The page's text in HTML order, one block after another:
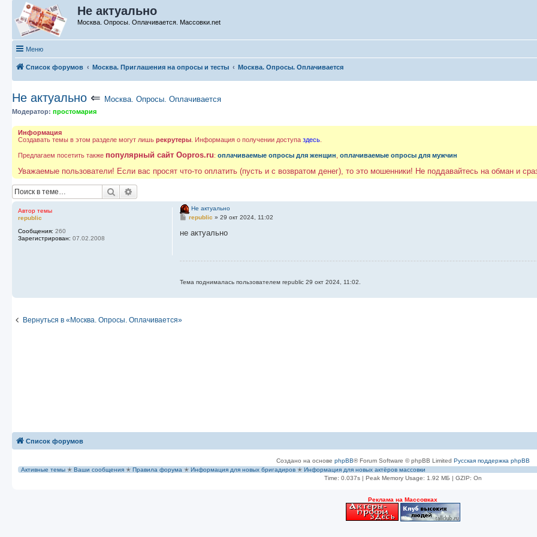
Не актуально
Москва. Опросы. Оплачивается. Массовки.net
Меню
Список форумов Москва. Приглашения на опросы и тесты Москва. Опросы. Оплачивается
Не актуально ⇐ Москва. Опросы. Оплачивается
Модератор: простомария
Информация
Создавать темы в этом разделе могут лишь рекрутеры . Информация о получении доступа здесь
Предлагаем посетить также популярный сайт Oopros.ru: оплачиваемые опросы для женщин оплачиваемые опросы для мужчин
Уважаемые пользователи! Если вас просят что-то оплатить (пусть и с возвратом денег), то это мошенники! Не поддавайтесь на обман и
Поиск
Автор темы
republic
Сообщения: 260
Зарегистрирован: 07.02.2008
Не актуально
С
о
н
republic »29 окт 2024, 11:02
не актуально
Тема поднималась пользователем republic 29 окт 2024, 11:02.
Вернуться в «Москва. Опросы. Оплачивается»
Список форумов
Создано на основе phpBB® Forum Software © phpBB Limited Русская поддержка phpBB
Активные темы ✭ Ваши сообщения ✭ Правила форума ✭ Информация для новых бригадиров ✭ Информация для новых актёров массовки
Time: 0.037s| Peak Memory Usage: 1.92 МБ | GZIP: On
Рeклама на Массовках